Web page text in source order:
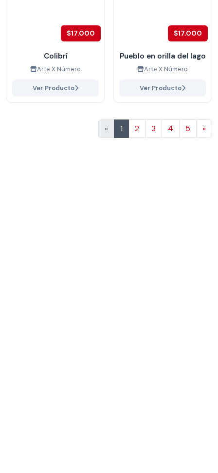
$17.000
Colibrí
Arte X Número
Ver Producto
$17.000
Pueblo en orilla del lago
Arte X Número
Ver Producto
« 1 2 3 4 5 »